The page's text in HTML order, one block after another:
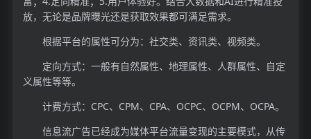
放，无论是品牌曝光还是获取效果都可满足需求。
根据平台的属性可分为：社交类、资讯类、视频类。
定向方式：一般有自然属性、地理属性、人群属性、自定
义属性等等。
计费方式：CPC、CPM、CPA、OCPC、OCPM、OCPA。
信息流广告已经成为媒体平台流量变现的主要模式，从传